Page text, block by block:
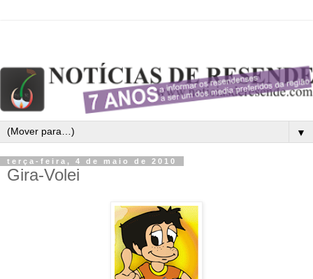
▼
terça-feira, 4 de maio de 2010
Gira-Volei